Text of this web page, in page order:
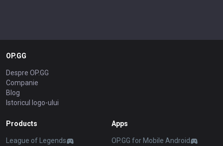
OP.GG
Despre OP.GG
Companie
Blog
Istoricul logo-ului
Products
League of Legends
Apps
OP.GG for Mobile Android